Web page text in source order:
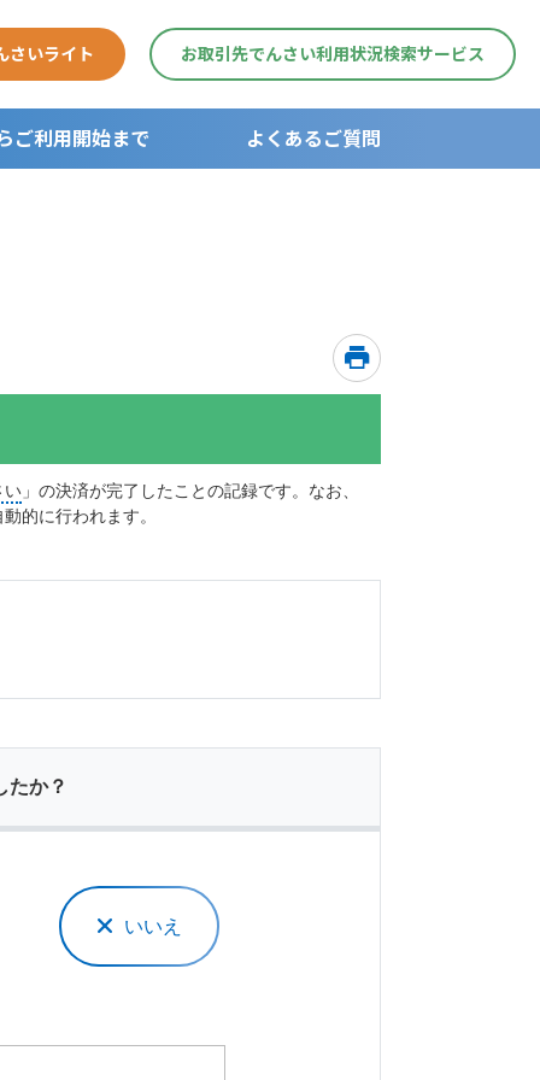
さいライト お取引先でんさい利用状況検索サービス
ご利用開始まで よくあるご質問
い 」の決済が完了したことの記録です。なお、
的に行われます。
たか？
いいえ